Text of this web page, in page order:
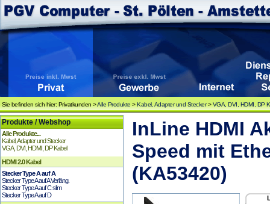
Sie befinden sich hier: Privatkunden >Alle Produkte >Kabel, Adapter und Stecker>VGA, DVI, HDMI, DP
Produkte / Webshop
Alle Produkte...
Kabel, Adapter und Stecker
VGA, DVI, HDMI, DP Kabel
HDMI 2.0 Kabel
Stecker Type A auf A
Stecker Type A auf A Verläng.
Stecker Type A auf C slim
Stecker Type A auf D
InLine HDMI
Speed mit
(KA53420)